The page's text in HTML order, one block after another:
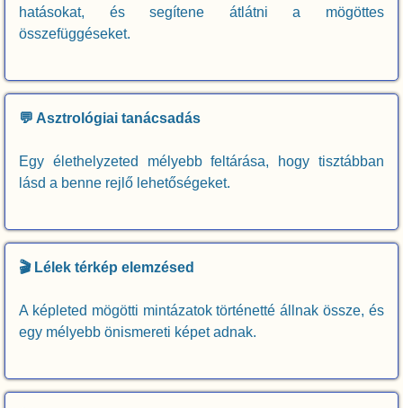
hatásokat, és segítene átlátni a mögöttes
összefüggéseket.
💬 Asztrológiai tanácsadás
Egy élethelyzeted mélyebb feltárása, hogy tisztábban
lásd a benne rejlő lehetőségeket.
🎬 Lélek térkép elemzésed
A képleted mögötti mintázatok történetté állnak össze, és
egy mélyebb önismereti képet adnak.